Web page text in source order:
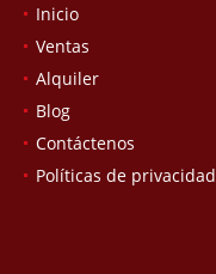
Inicio
Ventas
Alquiler
Blog
Contáctenos
Políticas de privacidad